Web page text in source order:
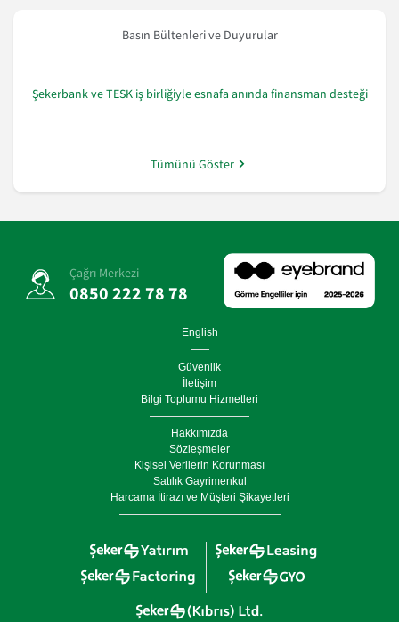
Basın Bültenleri ve Duyurular
Şekerbank ve TESK iş birliğiyle esnafa anında finansman desteği
Tümünü Göster
Çağrı Merkezi
0850 222 78 78
English
Güvenlik
İletişim
Bilgi Toplumu Hizmetleri
Hakkımızda
Sözleşmeler
Kişisel Verilerin Korunması
Satılık Gayrimenkul
Harcama İtirazı ve Müşteri Şikayetleri